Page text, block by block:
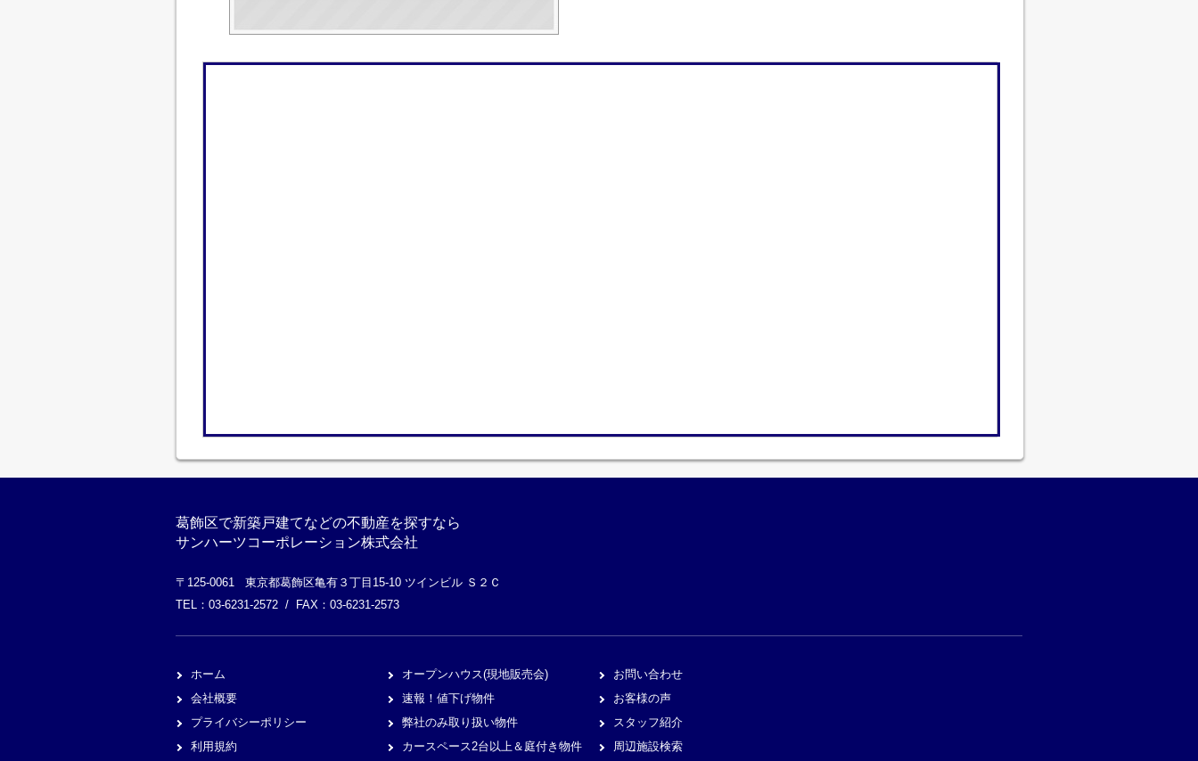
葛飾区で新築戸建てなどの不動産を探すなら
サンハーツコーポレーション株式会社
〒125-0061 東京都葛飾区亀有３丁目15-10 ツインビル Ｓ２Ｃ
TEL：03-6231-2572 / FAX：03-6231-2573
ホーム
会社概要
プライバシーポリシー
利用規約
オープンハウス(現地販売会)
速報！値下げ物件
弊社のみ取り扱い物件
カースペース2台以上＆庭付き物件
お問い合わせ
お客様の声
スタッフ紹介
周辺施設検索